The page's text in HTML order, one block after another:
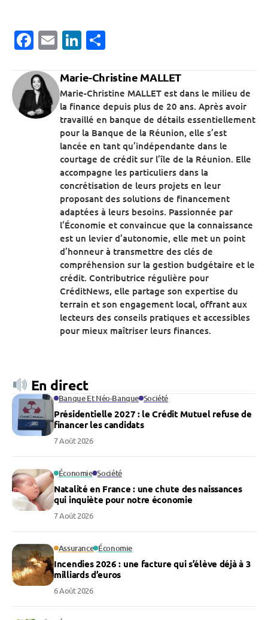
Facebook
EmailLinkedIn
Marie-Christine MALLET
Marie-Christine MALLET est dans le milieu de
la finance depuis plus de 20 ans. Après avoir
travaillé en banque de détails essentiellement
pour la Banque de la Réunion, elle s’est
lancée en tant qu’indépendante dans le
courtage de crédit sur l’île de la Réunion. Elle
accompagne les particuliers dans la
concrétisation de leurs projets en leur
proposant des solutions de financement
adaptées à leurs besoins. Passionnée par
l’Économie et convaincue que la connaissance
est un levier d’autonomie, elle met un point
d’honneur à transmettre des clés de
compréhension sur la gestion budgétaire et le
crédit. Contributrice régulière pour
CréditNews, elle partage son expertise du
terrain et son engagement local, offrant aux
lecteurs des conseils pratiques et accessibles
pour mieux maîtriser leurs finances.
En direct
Banque Et Néo-Banque Société
Présidentielle 2027 : le Crédit Mutuel refuse de
financer les candidats
7 Août 2026
Économie Société
Natalité en France : une chute des naissances
qui inquiète pour notre économie
7 Août 2026
Assurance Économie
Incendies 2026 : une facture qui s’élève déjà à 3
milliards d’euros
6 Août 2026